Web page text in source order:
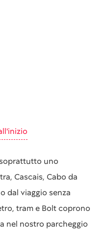
uno
Cascais, Cabo da
dal viaggio senza
tram e Bolt coprono
nel nostro parcheggio